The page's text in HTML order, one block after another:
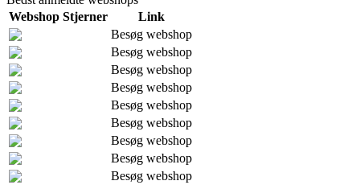
Webshop Stjerner
Link
Besøg webshop
Besøg webshop
Besøg webshop
Besøg webshop
Besøg webshop
Besøg webshop
Besøg webshop
Besøg webshop
Besøg webshop